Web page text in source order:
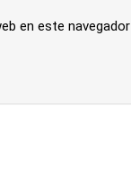
en este